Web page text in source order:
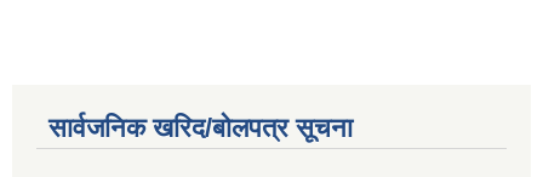
सार्वजनिक खरिद/बोलपत्र सूचना